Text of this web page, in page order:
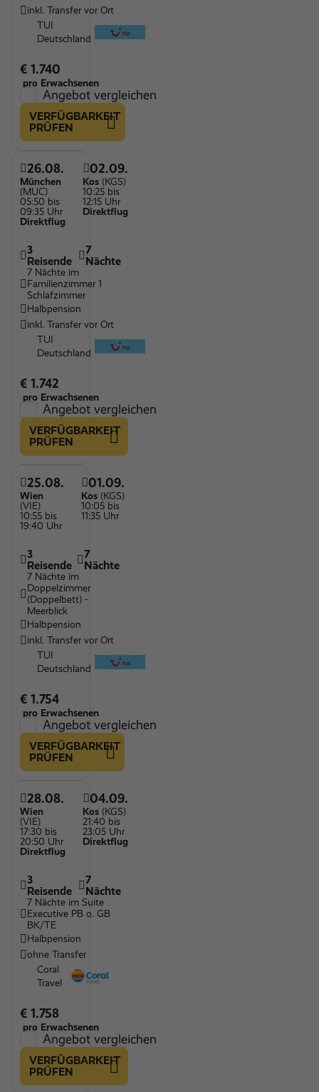
inkl. Transfer vor Ort
TUI
Deutschland
€ 1.740
pro Erwachsenen
Angebot vergleichen
VERFÜGBARKEIT
PRÜFEN
26.08.
München
(MUC)
05:50 bis
09:35 Uhr
Direktflug
02.09.
Kos (KGS)
10:25 bis
12:15 Uhr
Direktflug
3
Reisende
7
Nächte
7 Nächte im
Familienzimmer 1
Schlafzimmer
Halbpension
inkl. Transfer vor Ort
TUI
Deutschland
€ 1.742
pro Erwachsenen
Angebot vergleichen
VERFÜGBARKEIT
PRÜFEN
25.08.
Wien
(VIE)
10:55 bis
19:40 Uhr
01.09.
Kos (KGS)
10:05 bis
11:35 Uhr
3
Reisende
7
Nächte
7 Nächte im
Doppelzimmer
(Doppelbett) -
Meerblick
Halbpension
inkl. Transfer vor Ort
TUI
Deutschland
€ 1.754
pro Erwachsenen
Angebot vergleichen
VERFÜGBARKEIT
PRÜFEN
28.08.
Wien
(VIE)
17:30 bis
20:50 Uhr
Direktflug
04.09.
Kos (KGS)
21:40 bis
23:05 Uhr
Direktflug
3
Reisende
7
Nächte
7 Nächte im Suite
Executive PB o. GB
BK/TE
Halbpension
ohne Transfer
Coral
Travel
€ 1.758
pro Erwachsenen
Angebot vergleichen
VERFÜGBARKEIT
PRÜFEN